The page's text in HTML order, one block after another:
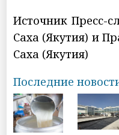
Источник Пресс-
Саха (Якутия) и
Саха (Якутия)
Последние